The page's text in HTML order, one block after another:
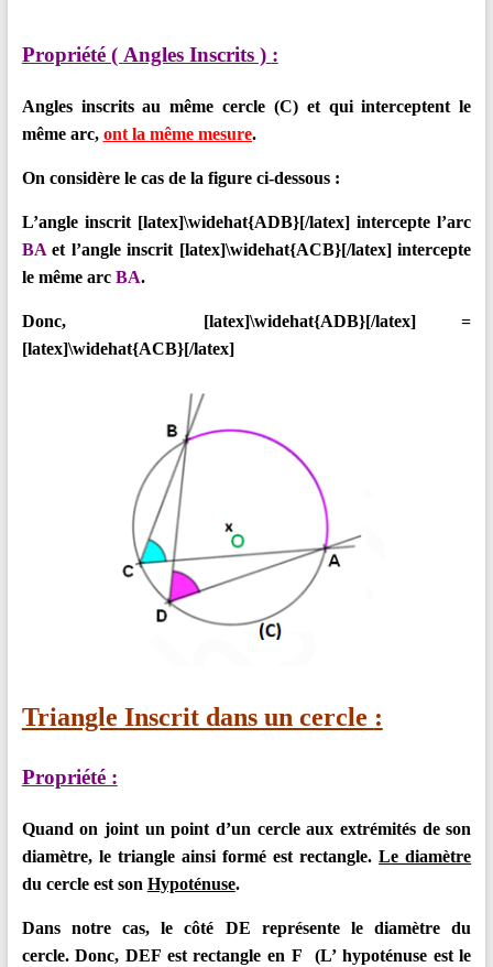
Propriété ( Angles Inscrits ) :
Angles inscrits au même cercle (C) et qui interceptent le
même arc, ont la même mesure.
On considère le cas de la figure ci-dessous :
L’angle inscrit [latex]\widehat{ADB}[/latex]intercepte l’arc
BAet l’angle inscrit [latex]\widehat{ACB}[/latex] intercepte
le même arc BA.
Donc, [latex]\widehat{ADB}[/latex] =
[latex]\widehat{ACB}[/latex]
Triangle Inscrit dans un cercle :
Propriété :
Quand on joint un point d’un cercle aux extrémités de son
diamètre, le triangle ainsi formé est rectangle.Le diamètre
du cercle est son Hypoténuse.
Dans notre cas, le côté DE représente le diamètre du
cercle.Donc, DEF est rectangle en F (L’ hypoténuse est le